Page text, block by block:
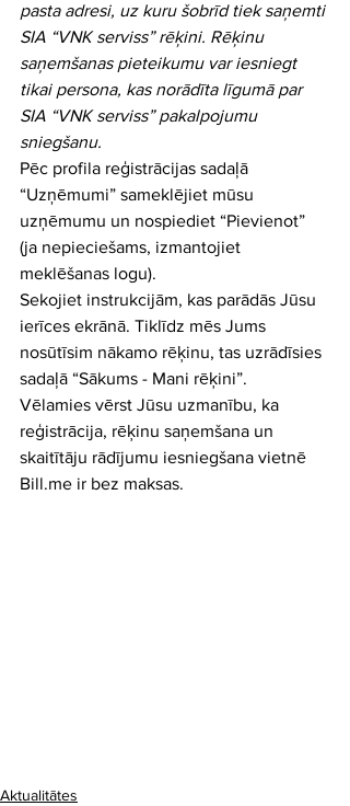
pasta adresi, uz kuru šobrīd tiek saņemti
SIA “VNK serviss” rēķini. Rēķinu
saņemšanas pieteikumu var iesniegt
tikai persona, kas norādīta līgumā par
SIA “VNK serviss” pakalpojumu
sniegšanu.
Pēc profila reģistrācijas sadaļā
“Uzņēmumi” sameklējiet mūsu
uzņēmumu un nospiediet “Pievienot”
(ja nepieciešams, izmantojiet
meklēšanas logu).
Sekojiet instrukcijām, kas parādās Jūsu
ierīces ekrānā. Tiklīdz mēs Jums
nosūtīsim nākamo rēķinu, tas uzrādīsies
sadaļā “Sākums - Mani rēķini”.
Vēlamies vērst Jūsu uzmanību, ka
reģistrācija, rēķinu saņemšana un
skaitītāju rādījumu iesniegšana vietnē
Bill.me ir bez maksas.
Aktualitātes